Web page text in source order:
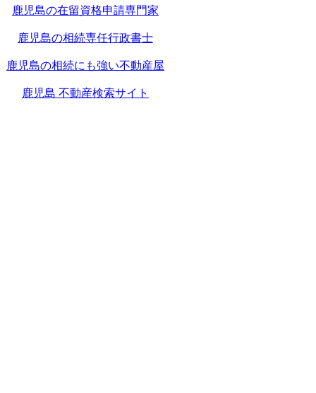
鹿児島の在留資格申請専門家
鹿児島の相続専任行政書士
鹿児島の相続にも強い不動産屋
鹿児島 不動産検索サイト